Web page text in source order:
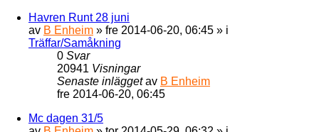
Havren Runt 28 juni
av B Enheim » fre 2014-06-20, 06:45 » i
Träffar/Samåkning
0 Svar
20941 Visningar
Senaste inläggetav B Enheim
fre 2014-06-20, 06:45
Mc dagen 31/5